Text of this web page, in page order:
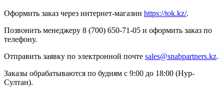
Оформить заказ через интернет-магазин https://tok.kz/.
Позвонить менеджеру 8 (700) 650-71-05 и оформить заказ по
телефону.
Отправить заявку по электронной почте sales@snabpartners.kz.
Заказы обрабатываются по будням с 9:00 до 18:00 (Нур-
Султан).